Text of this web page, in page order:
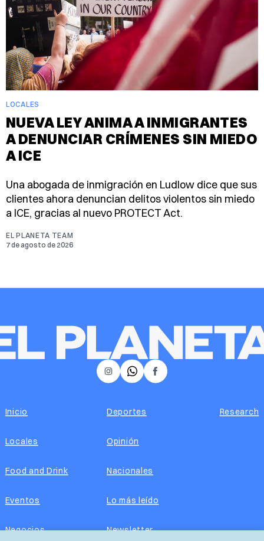
LOCALES
NUEVA LEY ANIMA A INMIGRANTES
A DENUNCIAR CRÍMENES SIN MIEDO
A ICE
Una abogada de inmigración en Ludlow dice que sus
clientes ahora denuncian delitos violentos sin miedo
a ICE, gracias al nuevo PROTECT Act.
EL PLANETA TEAM
7 de agosto de 2026
𝕏 Facebook
Instagram
Inicio
Locales
Food and Drink
Eventos
Negocios
Deportes
Opinión
Nacionales
Lo más leído
Newsletter
Research